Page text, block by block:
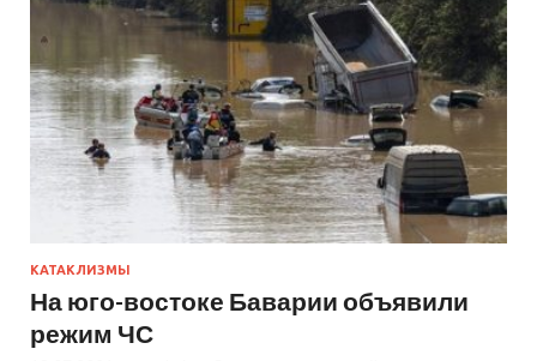
КАТАКЛИЗМЫ
На юго-востоке Баварии объявили
режим ЧС